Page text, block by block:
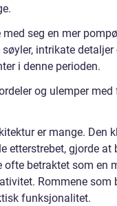
seg en mer
intrikate detaljer
i denne perioden.
og ulemper
er mange. Den
etterstrebet, gjorde at
ofte betraktet som en
Rommene som
funksjonalitet.